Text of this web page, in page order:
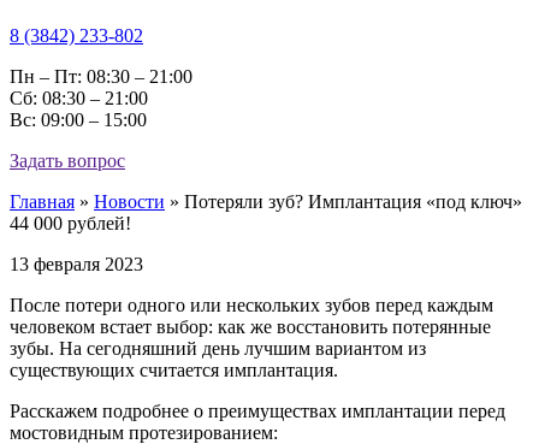
8 (3842) 233-802
Пн – Пт: 08:30 – 21:00
Cб: 08:30 – 21:00
Вс: 09:00 – 15:00
Задать вопрос
Главная » Новости » Потеряли зуб? Имплантация «под ключ»
44 000 рублей!
13 февраля 2023
После потери одного или нескольких зубов перед каждым
человеком встает выбор: как же восстановить потерянные
зубы. На сегодняшний день лучшим вариантом из
существующих считается имплантация.
Расскажем подробнее о преимуществах имплантации перед
мостовидным протезированием: